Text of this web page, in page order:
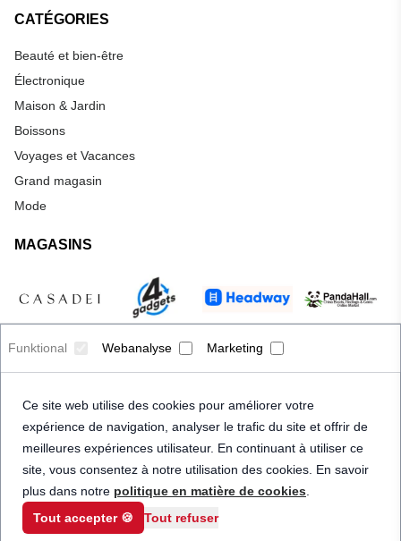
Funktional Webanalyse Marketing
Ce site web utilise des cookies pour améliorer votre
expérience de navigation, analyser le trafic du site et offrir de
meilleures expériences utilisateur. En continuant à utiliser ce
site, vous consentez à notre utilisation des cookies. En savoir
plus dans notre politique en matière de cookies
Tout accepter 🍪
Tout refuser
CATÉGORIES
Beauté et bien-être
Électronique
Maison & Jardin
Boissons
Voyages et Vacances
Grand magasin
Mode
MAGASINS
© 2026 Priceindanger. Tous droits réservés.